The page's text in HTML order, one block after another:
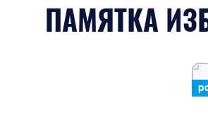
ПАМЯТКА